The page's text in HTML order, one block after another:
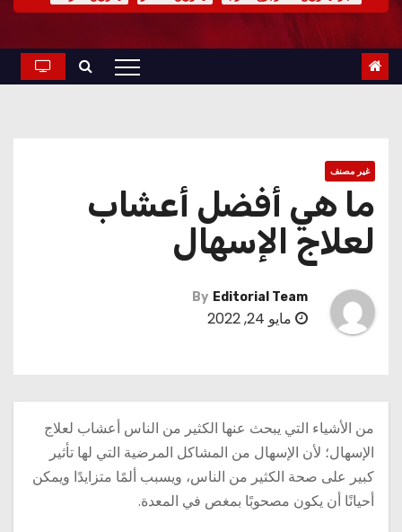
غير مصنف
ما هي أفضل أعشاب
لعلاج الإسهال
By Editorial Team
مايو 24, 2022
من الأشياء التي يبحث عنها الكثير من الناس أعشاب لعلاج
الإسهال؛ لأن الإسهال من المشاكل المرضية التي لها تأثير
كبير على صحة الكثير من الناس، ويسبب ألمًا متزايدًا ويمكن
أحيانًا أن يكون مصحوبًا بمغص في المعدة.